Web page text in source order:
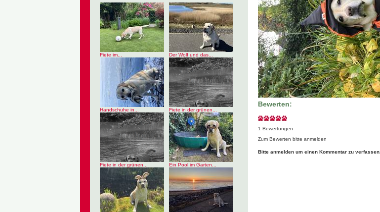
Fiete im... Der Wolf und das...
Handschuhe in... Fiete in der grünen...
Fiete in der grünen... Ein Pool im Garten...
Bewerten:
1 Bewertungen
Zum Bewerten bitte anmelden
Bitte anmelden um einen Kommentar zu verfassen.